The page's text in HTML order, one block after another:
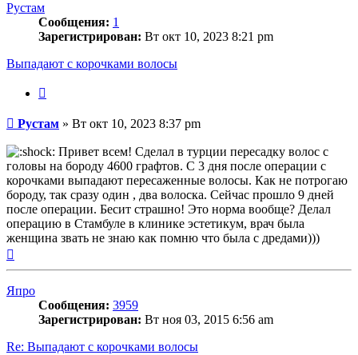
Рустам
Сообщения: 1
Зарегистрирован: Вт окт 10, 2023 8:21 pm
Выпадают с корочками волосы
Сообщение
Рустам » Вт окт 10, 2023 8:37 pm
Привет всем! Сделал в турции пересадку волос с
головы на бороду 4600 графтов. С 3 дня после операции с
корочками выпадают пересаженные волосы. Как не потрогаю
бороду, так сразу один , два волоска. Сейчас прошло 9 дней
после операции. Бесит страшно! Это норма вообще? Делал
операцию в Стамбуле в клинике эстетикум, врач была
женщина звать не знаю как помню что была с дредами)))
Япро
Сообщения: 3959
Зарегистрирован: Вт ноя 03, 2015 6:56 am
Re: Выпадают с корочками волосы